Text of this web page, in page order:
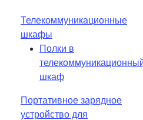
Телекоммуникационные
шкафы
Полки в
шкаф
Портативное зарядное
устройство для